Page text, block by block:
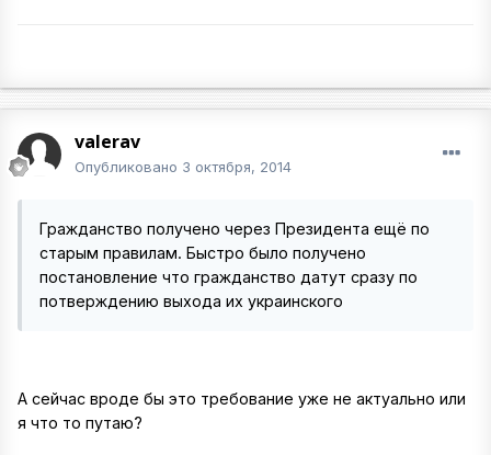
valerav
Опубликовано 3 октября, 2014
Гражданство получено через Президента ещё по
старым правилам. Быстро было получено
постановление что гражданство датут сразу по
потверждению выхода их украинского
А сейчас вроде бы это требование уже не актуально или
я что то путаю?